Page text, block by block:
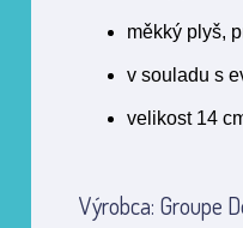
měkký plyš,
v souladu s
velikost 14
Výrobca: Groupe